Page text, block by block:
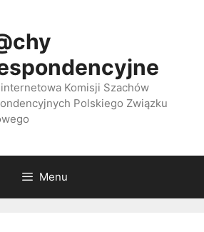
Komisji Szachów
Polskiego Związku
Menu